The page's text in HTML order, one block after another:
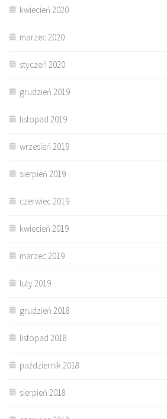
kwiecień 2020
marzec 2020
styczeń 2020
grudzień 2019
listopad 2019
wrzesień 2019
sierpień 2019
czerwiec 2019
kwiecień 2019
marzec 2019
luty 2019
grudzień 2018
listopad 2018
październik 2018
sierpień 2018